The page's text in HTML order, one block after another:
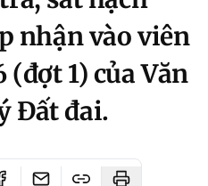
nhận vào viên
(đợt 1) của Văn
Đất đai.